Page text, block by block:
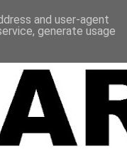
and user-agent
generate usage